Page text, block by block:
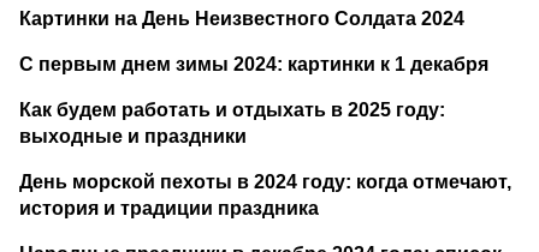
Картинки на День Неизвестного Солдата 2024
С первым днем зимы 2024: картинки к 1 декабря
Как будем работать и отдыхать в 2025 году:
выходные и праздники
День морской пехоты в 2024 году: когда отмечают,
история и традиции праздника